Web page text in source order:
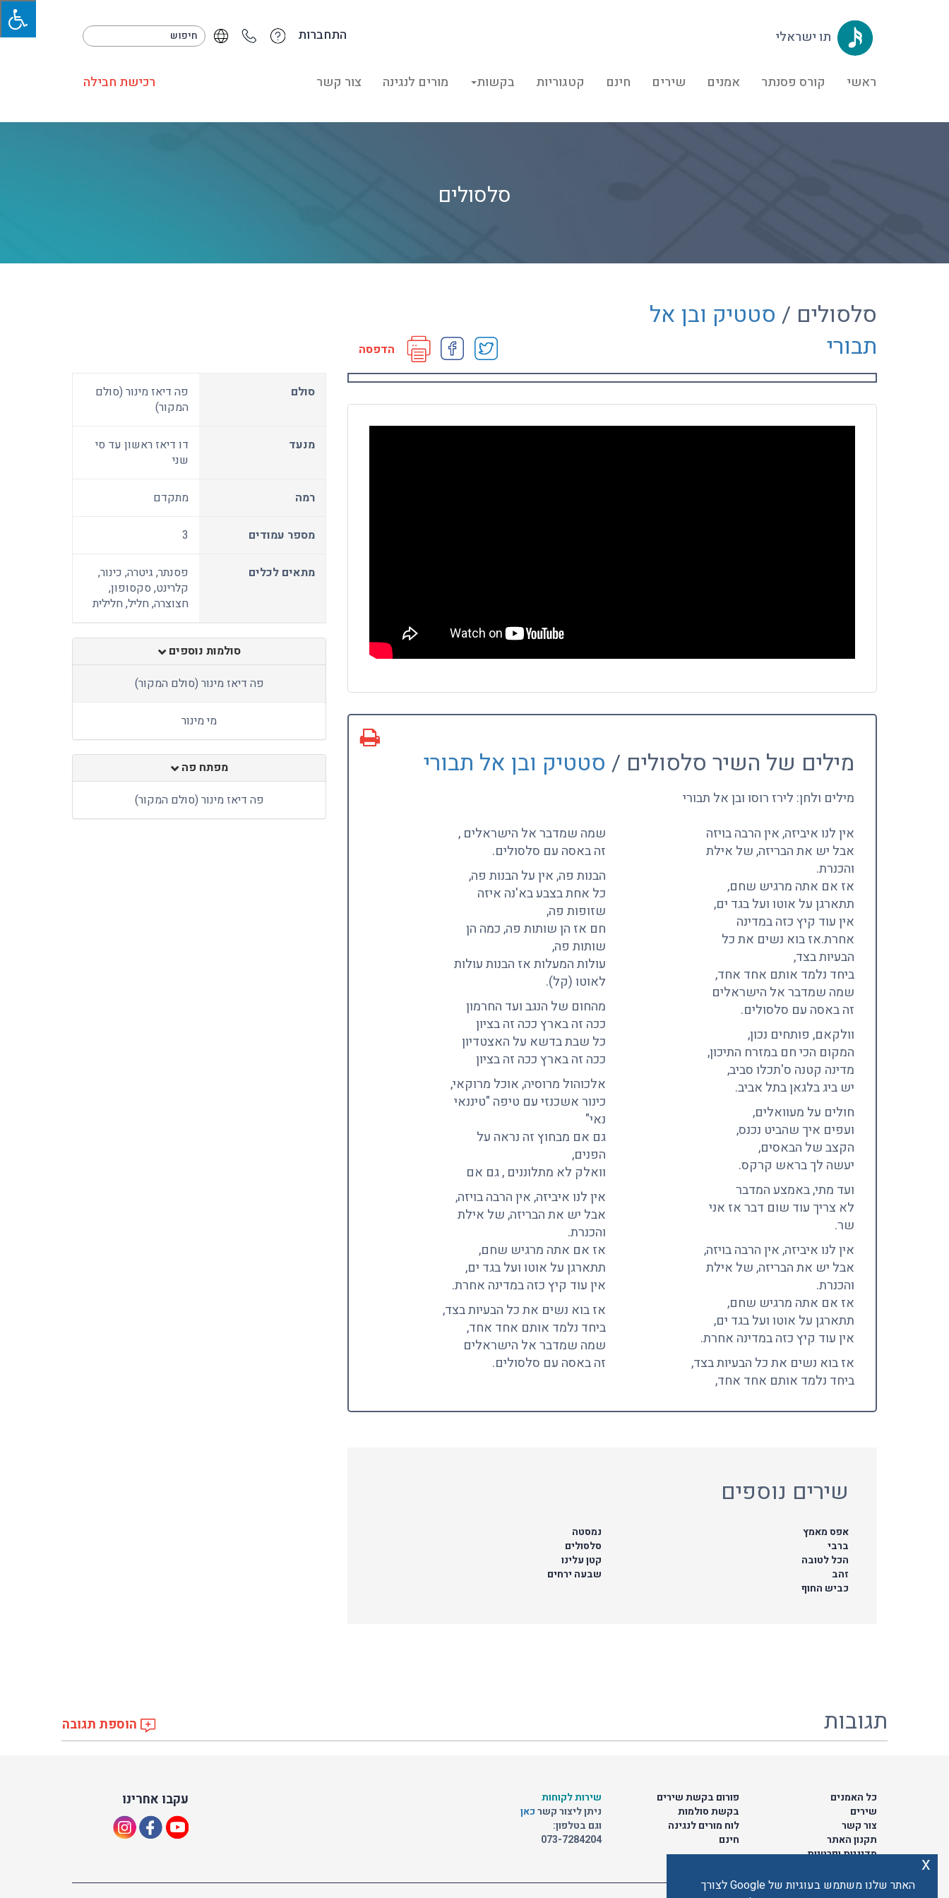
התחברות תו ישראלי
ראשי קורס פסנתר אמנים שירים חינם קטגוריות בקשות מורים לנגינה צור קשר רכישת חבילה
סלסולים
סלסולים / סטטיק ובן אל
תבורי
הדפסה
סולם
פה דיאז מינור (סולם
המקור)
מנעד
דו דיאז ראשון עד סי
שני
רמה מתקדם
מספר עמודים 3
מתאים לכלים
פסנתר, גיטרה, כינור,
קלרינט, סקסופון,
חצוצרה, חליל, חלילית
סולמות נוספים
פה דיאז מינור (סולם המקור)
מי מינור
מפתח פה
פה דיאז מינור (סולם המקור)
מילים של השיר סלסולים / סטטיק ובן אל תבורי
מילים ולחן: לירז רוסו ובן אל תבורי
אין לנו איביזה, אין הרבה בויזה
אבל יש את הבריזה, של אילת
והכנרת.
אז אם אתה מרגיש שחם,
תתארגן על אוטו ועל בגד ים,
אין עוד קיץ כזה במדינה
אחרת.אז בוא נשים את כל
הבעיות בצד,
ביחד נלמד אותם אחד אחד,
שמה שמדבר אל הישראלים
זה באסה עם סלסולים.
וולקאם, פותחים נכון,
המקום הכי חם במזרח התיכון,
מדינה קטנה ס'תכלו סביב,
יש ביג בלגאן בתל אביב.
חולים על מעוואלים,
ועפים איך שהביט נכנס,
הקצב של הבאסים,
יעשה לך בראש קרקס.
ועד מתי, באמצע המדבר
לא צריך עוד שום דבר אז אני
שר.
אין לנו איביזה, אין הרבה בויזה,
אבל יש את הבריזה, של אילת
והכנרת.
אז אם אתה מרגיש שחם,
תתארגן על אוטו ועל בגד ים,
אין עוד קיץ כזה במדינה אחרת.
אז בוא נשים את כל הבעיות בצד,
ביחד נלמד אותם אחד אחד,
שמה שמדבר אל הישראלים ,
זה באסה עם סלסולים.
הבנות פה, אין על הבנות פה,
כל אחת בצבע בא'נה איזה
שזופות פה,
חם אז הן שותות פה, כמה הן
שותות פה,
עולות המעלות אז הבנות עולות
לאוטו (קל).
מהחום של הנגב ועד החרמון
ככה זה בארץ ככה זה בציון
כל שבת בדשא על האצטדיון
ככה זה בארץ ככה זה בציון
אלכוהול מרוסיה, אוכל מרוקאי,
כינור אשכנזי עם טיפה "טיננאי
נאי"
גם אם מבחוץ זה נראה על
הפנים,
וואלק לא מתלוננים , גם אם
אין לנו איביזה, אין הרבה בויזה,
אבל יש את הבריזה, של אילת
והכנרת.
אז אם אתה מרגיש שחם,
תתארגן על אוטו ועל בגד ים,
אין עוד קיץ כזה במדינה אחרת.
אז בוא נשים את כל הבעיות בצד,
ביחד נלמד אותם אחד אחד,
שמה שמדבר אל הישראלים
זה באסה עם סלסולים.
שירים נוספים
נמסטה
סלסולים
קטן עלינו
שבעה ירחים
אפס מאמץ
ברבי
הכל לטובה
זהב
כביש החוף
תגובות הוספת תגובה
עקבו אחרינו
שירות לקוחות
ניתן ליצור קשרכאן
וגם בטלפון:
073-7284204
פורום בקשת שירים
בקשת סולמות
לוח מורים לנגינה
חינם
כל האמנים
שירים
צור קשר
תקנון האתר
מדיניות ופרטיות
האתר שלנו משתמש בעוגיות של Google לצורך
x